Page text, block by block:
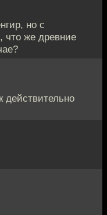
но с
что же древние